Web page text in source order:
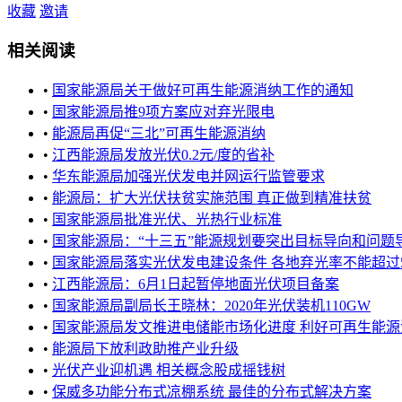
收藏 邀请
相关阅读
• 国家能源局关于做好可再生能源消纳工作的通知
• 国家能源局推9项方案应对弃光限电
• 能源局再促“三北”可再生能源消纳
• 江西能源局发放光伏0.2元/度的省补
• 华东能源局加强光伏发电并网运行监管要求
• 能源局：扩大光伏扶贫实施范围 真正做到精准扶贫
• 国家能源局批准光伏、光热行业标准
• 国家能源局：“十三五”能源规划要突出目标导向和问题
• 国家能源局落实光伏发电建设条件 各地弃光率不能超过
• 江西能源局：6月1日起暂停地面光伏项目备案
• 国家能源局副局长王晓林：2020年光伏装机110GW
• 国家能源局发文推进电储能市场化进度 利好可再生能
• 能源局下放利政助推产业升级
• 光伏产业迎机遇 相关概念股成摇钱树
• 保威多功能分布式凉棚系统 最佳的分布式解决方案